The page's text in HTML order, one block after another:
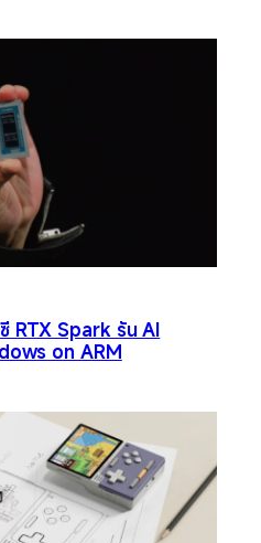
RTX Spark รัน AI
on ARM